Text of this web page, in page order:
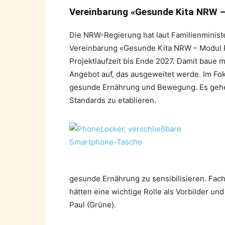
Vereinbarung «Gesunde Kita
Die NRW-Regierung hat laut
Vereinbarung «Gesunde Kita NRW –
Projektlaufzeit bis Ende 2027. Damit baue
Angebot auf, das ausgeweitet werde. Im
gesunde Ernährung und Bewegung. Es
Standards zu etablieren.
gesunde Ernährung zu sensibilisieren.
hätten eine wichtige Rolle als Vorbilder
Paul (Grüne).